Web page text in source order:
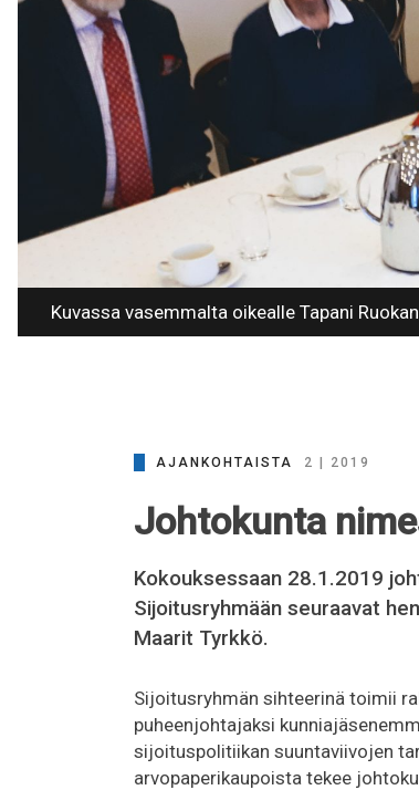
Kuvassa vasemmalta oikealle Tapani
AJANKOHTAISTA 2 | 2019
Johtokunta
Kokouksessaan 28.1.2019
Sijoitusryhmään seuraavat
Maarit Tyrkkö.
Sijoitusryhmän sihteerinä toimii
puheenjohtajaksi
sijoituspolitiikan suuntaviivojen
arvopaperikaupoista tekee